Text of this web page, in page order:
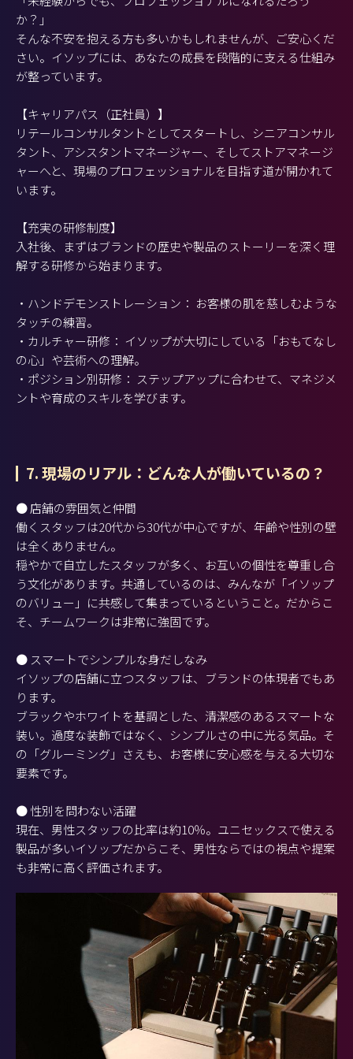
か？」
そんな不安を抱える方も多いかもしれませんが、ご安心くだ
さい。イソップには、あなたの成長を段階的に支える仕組み
が整っています。
【キャリアパス（正社員）】
リテールコンサルタントとしてスタートし、シニアコンサル
タント、アシスタントマネージャー、そしてストアマネージ
ャーへと、現場のプロフェッショナルを目指す道が開かれて
います。
【充実の研修制度】
入社後、まずはブランドの歴史や製品のストーリーを深く理
解する研修から始まります。
・ハンドデモンストレーション： お客様の肌を慈しむような
タッチの練習。
・カルチャー研修： イソップが大切にしている「おもてなし
の心」や芸術への理解。
・ポジション別研修： ステップアップに合わせて、マネジメ
ントや育成のスキルを学びます。
7. 現場のリアル：どんな人が働いているの？
● 店舗の雰囲気と仲間
働くスタッフは20代から30代が中心ですが、年齢や性別の壁
は全くありません。
穏やかで自立したスタッフが多く、お互いの個性を尊重し合
う文化があります。共通しているのは、みんなが「イソップ
のバリュー」に共感して集まっているということ。だからこ
そ、チームワークは非常に強固です。
● スマートでシンプルな身だしなみ
イソップの店舗に立つスタッフは、ブランドの体現者でもあ
ります。
ブラックやホワイトを基調とした、清潔感のあるスマートな
装い。過度な装飾ではなく、シンプルさの中に光る気品。そ
の「グルーミング」さえも、お客様に安心感を与える大切な
要素です。
● 性別を問わない活躍
現在、男性スタッフの比率は約10％。ユニセックスで使える
製品が多いイソップだからこそ、男性ならではの視点や提案
も非常に高く評価されます。